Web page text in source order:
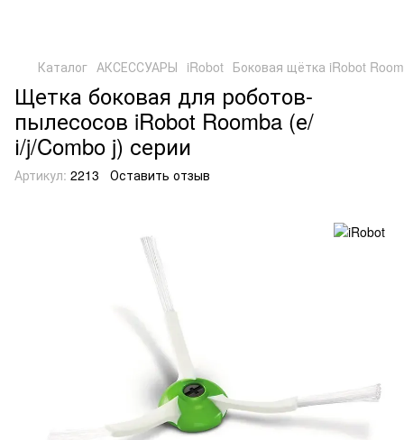
Каталог АКСЕССУАРЫ iRobot Боковая щётка iRobot
Щетка боковая для роботов-
пылесосов iRobot Roomba (е/
і/j/Combo j) серии
Артикул: 2213 Оставить отзыв